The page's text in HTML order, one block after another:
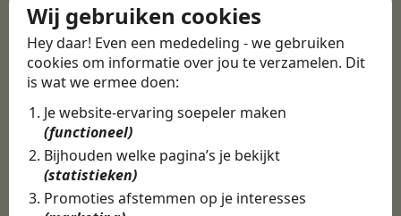
Wij gebruiken cookies
Hey daar! Even een mededeling - we gebruiken
cookies om informatie over jou te verzamelen. Dit
is wat we ermee doen:
Je website-ervaring soepeler maken
(functioneel)
Bijhouden welke pagina’s je bekijkt
(statistieken)
Promoties afstemmen op je interesses
makkelijke, laagdrempelige manier eigenlijk
een hele leuke nieuwe baan gevonden. Met heel
veel nieuwe uitdagingen!
Certinia Consultant